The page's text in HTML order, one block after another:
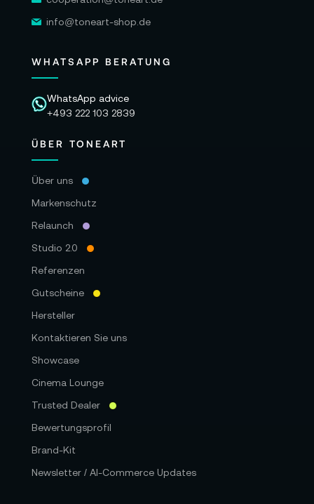
info@toneart-shop.de
WHATSAPP BERATUNG
WhatsApp advice
+493 222 103 2839
ÜBER TONEART
Über uns
Markenschutz
Relaunch
Studio 2.0
Referenzen
Gutscheine
Hersteller
Kontaktieren Sie uns
Showcase
Cinema Lounge
Trusted Dealer
Bewertungsprofil
Brand-Kit
Newsletter / AI-Commerce Updates